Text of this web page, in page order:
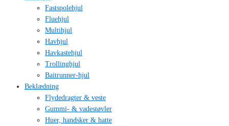
Fastspolehjul
Fluehjul
Multihjul
Havhjul
Havkastehjul
Trollinghjul
Baitrunner-hjul
Beklædning
Flydedragter & veste
Gummi- & vadestøvler
Huer, handsker & hatte